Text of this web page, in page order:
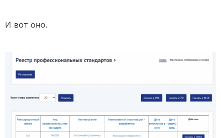
И вот оно.